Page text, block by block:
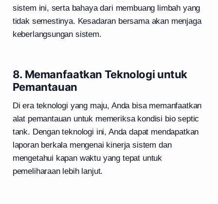
sistem ini, serta bahaya dari membuang limbah yang
tidak semestinya. Kesadaran bersama akan menjaga
keberlangsungan sistem.
8. Memanfaatkan Teknologi untuk
Pemantauan
Di era teknologi yang maju, Anda bisa memanfaatkan
alat pemantauan untuk memeriksa kondisi bio septic
tank. Dengan teknologi ini, Anda dapat mendapatkan
laporan berkala mengenai kinerja sistem dan
mengetahui kapan waktu yang tepat untuk
pemeliharaan lebih lanjut.